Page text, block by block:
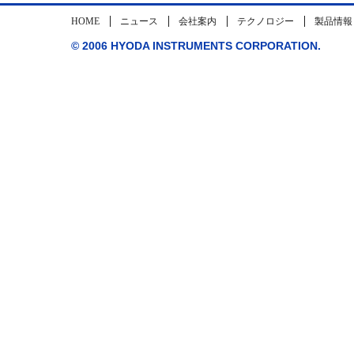
HOME ニュース 会社案内 テクノロジー 製品情報
© 2006 HYODA INSTRUMENTS CORPORATION.